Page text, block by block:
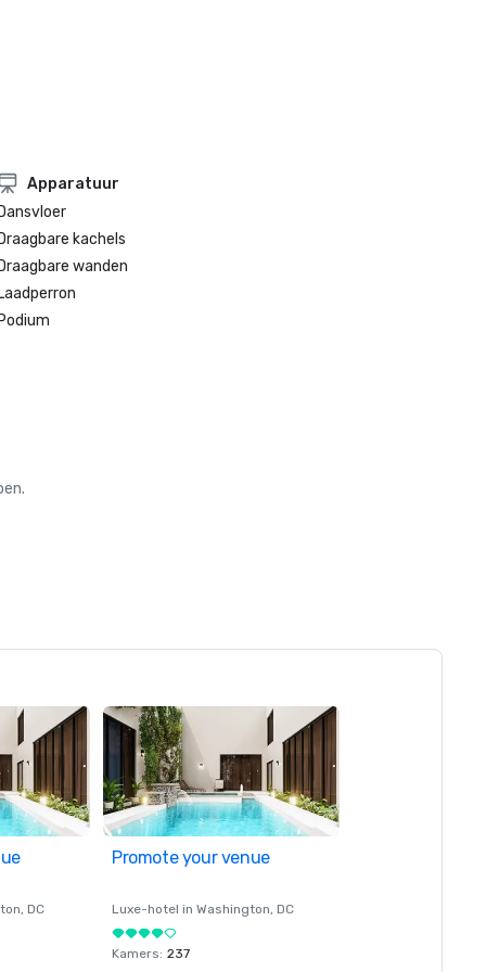
Apparatuur
Dansvloer
Draagbare kachels
Draagbare wanden
Laadperron
Podium
, DC
Promote your venue
Luxe-hotel in Washington, DC
Kamers: 237